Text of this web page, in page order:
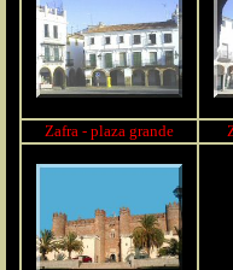
Zafra - plaza grande